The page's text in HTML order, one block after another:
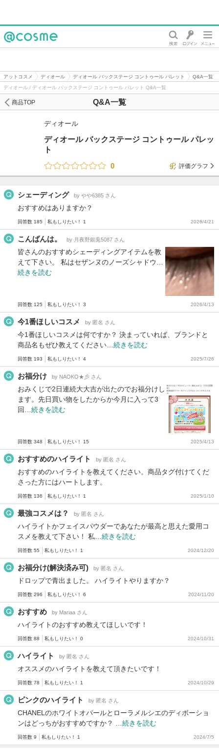
アットコスメ ディオール ディオール バックステージ コントゥール パレット
Q&A一覧
ディオール / ディオール バックステージ コントゥール パレット Q&A一覧
Q&A一覧
商品TOP
ディオール
ディオール バックステージ コントゥール パレッ
ト
0
評価グラフ
シェーディング by やや6385 さん
おすすめはありますか？
回答数 185 私もしりたい！ 1 2026/4/21
こんばんは。 by 月夜野銀兎5087 さん
皆さんのおすすめシェーディングアイテムを教
えて下さい。 私はセザンヌのノーズシャドウ…
続きを読む
回答数 125 私もしりたい！ 3 2026/4/13
今1番ほしいコスメ by 匿名 さん
今1番ほしいコスメは何ですか？ 決まっていれば、ブランドと
商品名もぜひ教えてください… 続きを読む
回答数 193 私もしりたい！ 4 2025/7/26
お福分け by NAOKO★彡 さん
おみくじで2日連続大大吉が出たのでお福分けし
ます。先日買い物をしたからか今月に入って3
回… 続きを読む
回答数 348 私もしりたい！ 15 2025/4/13
おすすめのハイライト by 匿名 さん
おすすめのハイライトを教えてください。商品タグ付けてくだ
さった方にはハートします。
回答数 136 私もしりたい！ 1 2025/1/10
最強コスメは？ by 匿名 さん
ハイライトかフェイスパウダーであなたが最高と思えた愛用コ
スメを教えて下さい！ 私… 続きを読む
回答数 55 私もしりたい！ 1 2024/12/20
お福分け(解決済み可) by 匿名 さん
ドロップで青出ました。 ハイライトやりますか？
回答数 296 私もしりたい！ 6 2024/11/20
おすすめ by Mariaa さん
ハイライトのおすすめ教えてほしいです！
回答数 88 私もしりたい！ 0 2024/10/31
ハイライト by 匿名 さん
オススメのハイライトを教えて頂きたいです！
回答数 78 私もしりたい！ 1 2024/10/29
ピンクのハイライト by 匿名 さん
CHANELのホワイトオパールとローラメルシエのディボーショ
ンはどっちがおすすめですか？ … 続きを読む
回答数 9 私もしりたい！ 1 2024/7/5